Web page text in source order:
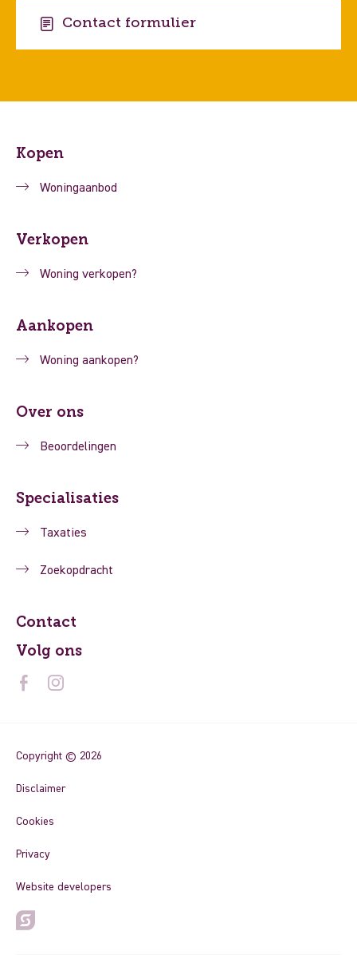
Contact formulier
Kopen
Woningaanbod
Verkopen
Woning verkopen?
Aankopen
Woning aankopen?
Over ons
Beoordelingen
Specialisaties
Taxaties
Zoekopdracht
Contact
Volg ons
Copyright © 2026
Disclaimer
Cookies
Privacy
Website developers